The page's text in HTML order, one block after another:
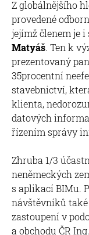
Z globálnějšího
provedené
jejímž členem je
Matyáš. Ten k
prezentovaný
35procentní
stavebnictví,
klienta,
datových
řízením správy
Zhruba 1/3
neněmeckých
s aplikací BIMu.
návštěvníků také
zastoupení v
a obchodu ČR Ing.